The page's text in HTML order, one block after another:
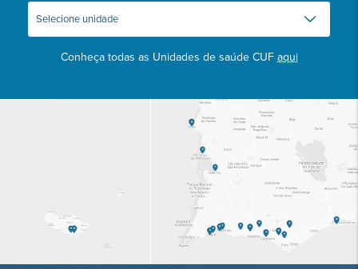
Conheça todas as Unidades de saúde CUF aqui